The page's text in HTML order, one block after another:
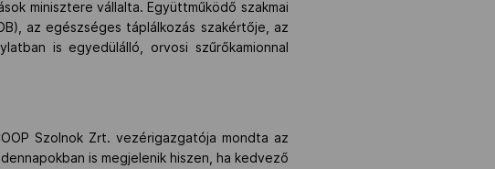
minisztere vállalta. Együttműködő szakmai
az egészséges táplálkozás szakértője, az
is egyedülálló, orvosi szűrőkamionnal
Szolnok Zrt. vezérigazgatója mondta az
is megjelenik hiszen, ha kedvező